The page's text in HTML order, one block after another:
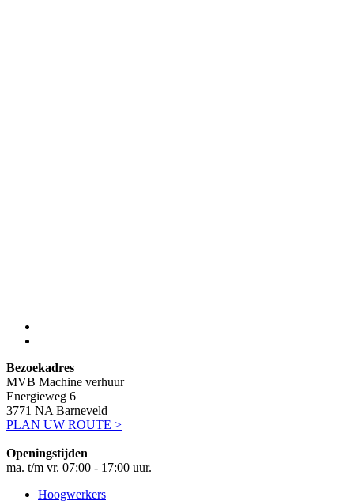
Bezoekadres
MVB Machine verhuur
Energieweg 6
3771 NA Barneveld
PLAN UW ROUTE >
Openingstijden
ma. t/m vr. 07:00 - 17:00 uur.
Hoogwerkers